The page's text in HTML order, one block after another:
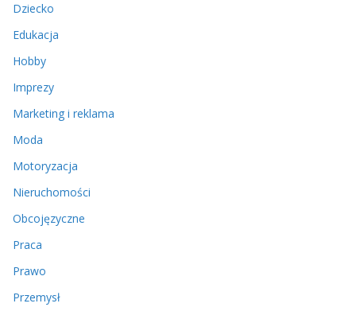
Dziecko
Edukacja
Hobby
Imprezy
Marketing i reklama
Moda
Motoryzacja
Nieruchomości
Obcojęzyczne
Praca
Prawo
Przemysł